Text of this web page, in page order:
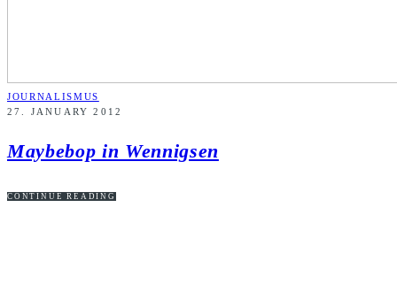
JOURNALISMUS
27. JANUARY 2012
Maybebop in Wennigsen
CONTINUE READING